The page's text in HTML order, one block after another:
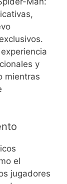
y
mientras
el
jugadores